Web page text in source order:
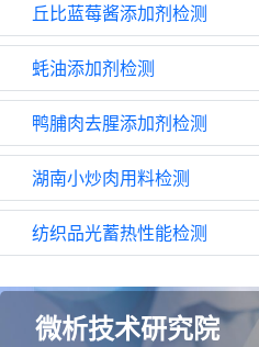
丘比蓝莓酱添加剂检测
蚝油添加剂检测
鸭脯肉去腥添加剂检测
湖南小炒肉用料检测
纺织品光蓄热性能检测
微析技术研究院